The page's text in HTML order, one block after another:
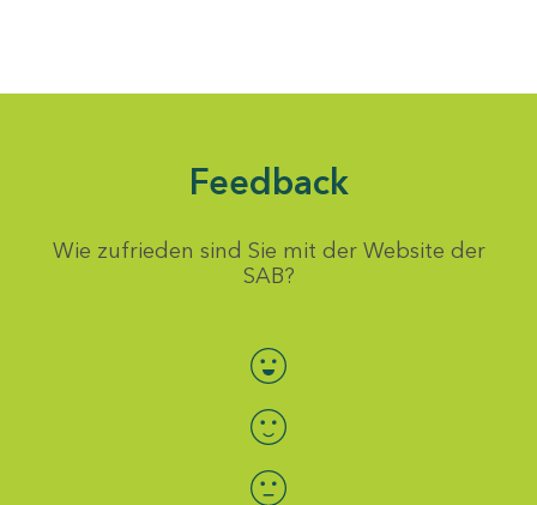
Feedback
Wie zufrieden sind Sie mit der Website der
SAB?
Bewertung auswählen